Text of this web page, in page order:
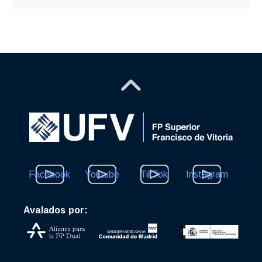
Facebook Youtube TikTok Instagram
Avalados por: